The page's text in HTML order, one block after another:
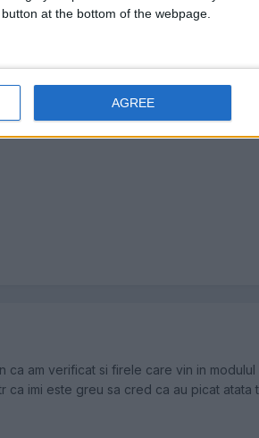
at the bottom of the webpage.
AGREE
fol de proba) proba cu alte ceasuri.
am verificat si firele care vin in
imi este greu sa cred ca au picat atata